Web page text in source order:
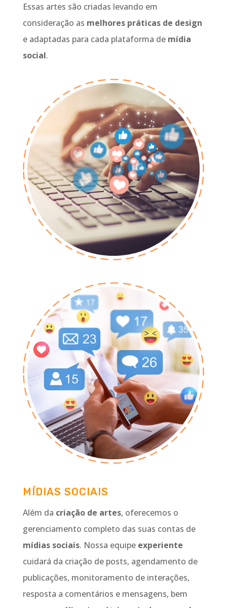
Essas artes são criadas levando em
consideração as melhores práticas de design
e adaptadas para cada plataforma de mídia
social.
MÍDIAS SOCIAIS
Além da criação de artes, oferecemos o
gerenciamento completo das suas contas de
mídias sociais. Nossa equipe experiente
cuidará da criação de posts, agendamento de
publicações, monitoramento de interações,
resposta a comentários e mensagens, bem